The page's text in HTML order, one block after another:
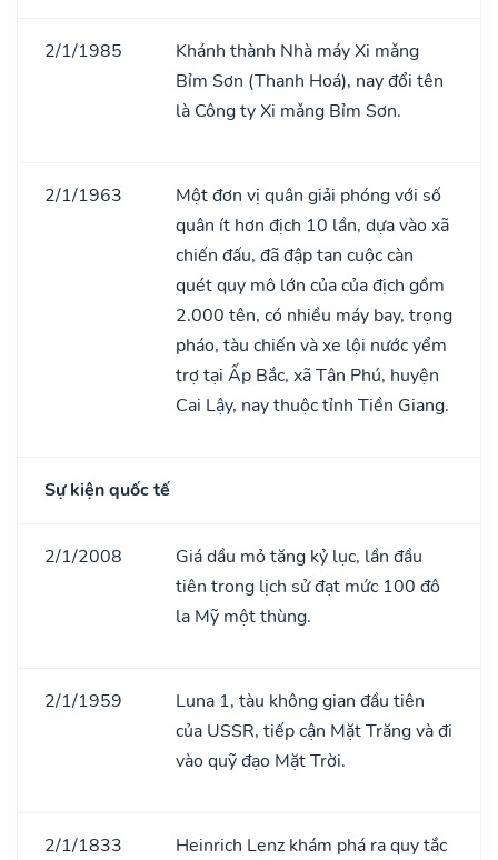
2/1/1985
Khánh thành Nhà máy Xi mǎng
Bỉm Sơn (Thanh Hoá), nay đổi tên
là Công ty Xi mǎng Bỉm Sơn.
2/1/1963
Một đơn vị quân giải phóng với số
quân ít hơn địch 10 lần, dựa vào xã
chiến đấu, đã đập tan cuộc càn
quét quy mô lớn của của địch gồm
2.000 tên, có nhiều máy bay, trọng
pháo, tàu chiến và xe lội nước yểm
trợ tại Ấp Bắc, xã Tân Phú, huyện
Cai Lậy, nay thuộc tỉnh Tiền Giang.
Sự kiện quốc tế
2/1/2008
Giá dầu mỏ tăng kỷ lục, lần đầu
tiên trong lịch sử đạt mức 100 đô
la Mỹ một thùng.
2/1/1959
Luna 1, tàu không gian đầu tiên
của USSR, tiếp cận Mặt Trăng và đi
vào quỹ đạo Mặt Trời.
2/1/1833
Heinrich Lenz khám phá ra quy tắc